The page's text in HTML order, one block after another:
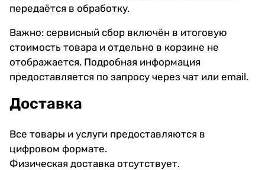
передаётся в обработку.
Важно: сервисный сбор включён в итоговую
стоимость товара и отдельно в корзине не
отображается. Подробная информация
предоставляется по запросу через чат или email.
Доставка
Все товары и услуги предоставляются в
цифровом формате.
Физическая доставка отсутствует.